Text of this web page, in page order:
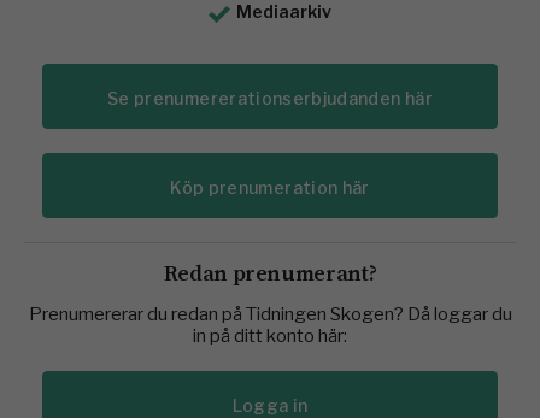
Mediaarkiv
Se prenumererationserbjudanden här
Köp prenumeration här
Redan prenumerant?
Prenumererar du redan på Tidningen Skogen? Då loggar du
in på ditt konto här:
Logga in